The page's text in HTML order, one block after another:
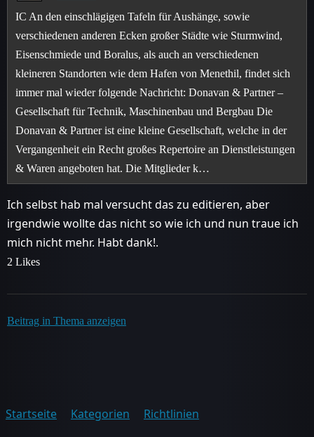
IC An den einschlägigen Tafeln für Aushänge, sowie
verschiedenen anderen Ecken großer Städte wie Sturmwind,
Eisenschmiede und Boralus, als auch an verschiedenen
kleineren Standorten wie dem Hafen von Menethil, findet sich
immer mal wieder folgende Nachricht:Donavan & Partner –
Gesellschaft für Technik, Maschinenbau und Bergbau Die
Donavan & Partner ist eine kleine Gesellschaft, welche in der
Vergangenheit ein Recht großes Repertoire an Dienstleistungen
& Waren angeboten hat. Die Mitglieder k…
Ich selbst hab mal versucht das zu editieren, aber
irgendwie wollte das nicht so wie ich und nun traue ich
mich nicht mehr. Habt dank!.
2 Likes
Beitrag in Thema anzeigen
Startseite Kategorien
Richtlinien